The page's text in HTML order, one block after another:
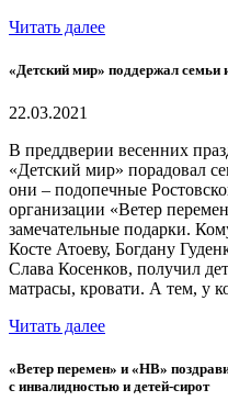
Читать далее
«Детский мир» поддержал семьи
22.03.2021
В преддверии весенних
«Детский мир» порадовал
они – подопечные
организации «Ветер
замечательные подарки.
Косте Атоеву, Богдану
Слава Косенков, получил
матрасы, кровати. А тем, у
Читать далее
«Ветер перемен» и «НВ»
с инвалидностью и детей-сирот